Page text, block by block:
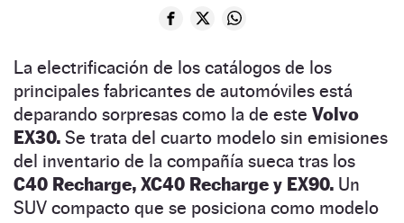
La electrificación de los catálogos de los
principales fabricantes de automóviles está
deparando sorpresas como la de este Volvo
EX30. Se trata del cuarto modelo sin emisiones
del inventario de la compañía sueca tras los
C40 Recharge, XC40 Recharge y EX90. Un
SUV compacto que se posiciona como modelo